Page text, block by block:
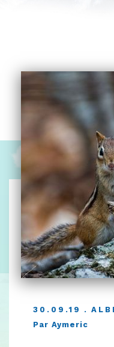
30.09.19
Par Aymeric